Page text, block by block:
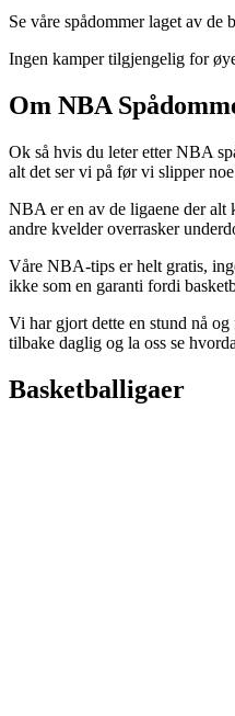
Se våre spådommer laget av
Ingen kamper tilgjengelig for
Om NBA
Ok så hvis du leter etter NBA
alt det ser vi på før vi slipper
NBA er en av de ligaene der alt
andre kvelder overrasker
Våre NBA-tips er helt gratis,
ikke som en garanti fordi
Vi har gjort dette en stund nå
tilbake daglig og la oss se
Basketballigaer